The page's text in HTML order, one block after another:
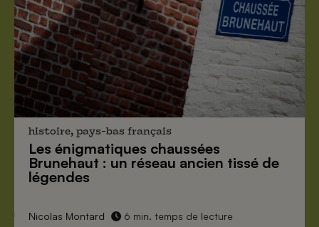
histoire, pays-bas français
Les énigmatiques chaussées
Brunehaut : un réseau ancien tissé de
légendes
Nicolas Montard 6 min. temps de lecture